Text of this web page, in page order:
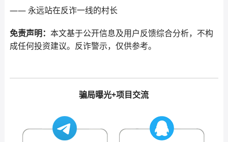
—— 永远站在反诈一线的村长
免责声明： 本文基于公开信息及用户反馈综合分析，不构
成任何投资建议。反诈警示，仅供参考。
骗局曝光+项目交流